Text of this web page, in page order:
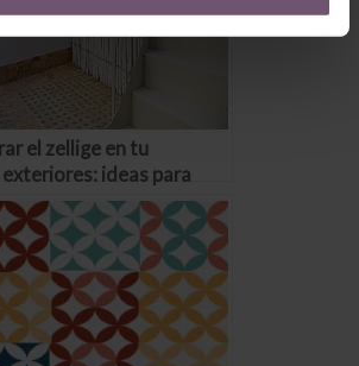
el zellige en tu
ideas para
único y acogedor en tu